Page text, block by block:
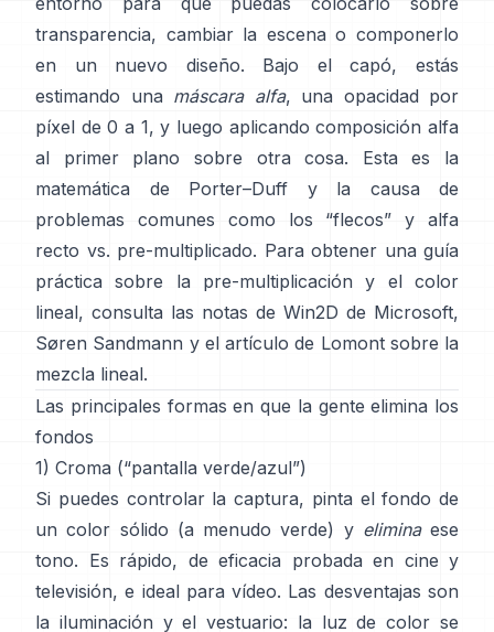
transparencia, cambiar la escena o componerlo
en un nuevo diseño. Bajo el capó, estás
estimando una máscara alfa, una opacidad por
píxel de 0 a 1, y luego aplicando composición alfa
al primer plano sobre otra cosa. Esta es la
matemática de Porter–Duff y la causa de
problemas comunes como los “flecos” y
alfa
recto vs. pre-multiplicado. Para obtener una guía
práctica sobre la pre-multiplicación y el color
lineal, consulta las notas de Win2D de Microsoft,
Søren Sandmann y el artículo de Lomont sobre la
mezcla lineal.
Las principales formas en que la gente elimina los
fondos
1) Croma (“pantalla verde/azul”)
Si puedes controlar la captura, pinta el fondo de
un color sólido (a menudo verde) y eliminaese
tono. Es rápido, de eficacia probada en cine y
televisión, e ideal para vídeo. Las desventajas son
la iluminación y el vestuario: la luz de color se